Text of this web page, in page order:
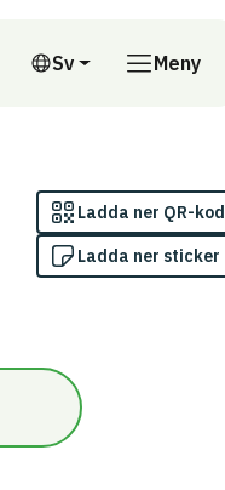
Sv
Svenska
Meny
Ladda ner QR-kod
Ladda ner sticker